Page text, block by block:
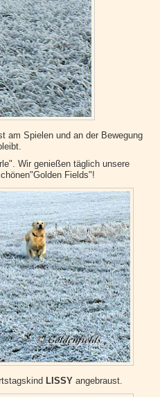
am Spielen und an der Bewegung
Wir genießen täglich unsere
Fields"!
LISSYangebraust.